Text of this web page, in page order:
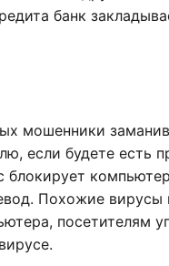
банк
мошенники
если будете есть
Похожие
посетителям